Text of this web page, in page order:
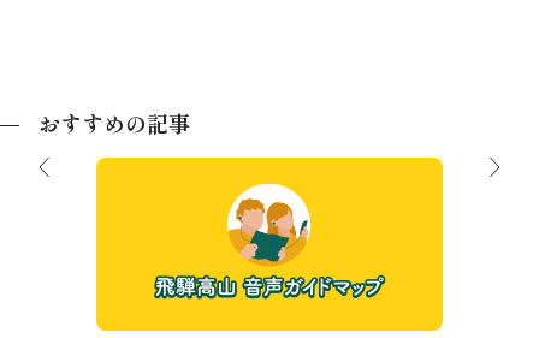
おすすめの記事
まち歩きに便利なツール「飛騨高山音声